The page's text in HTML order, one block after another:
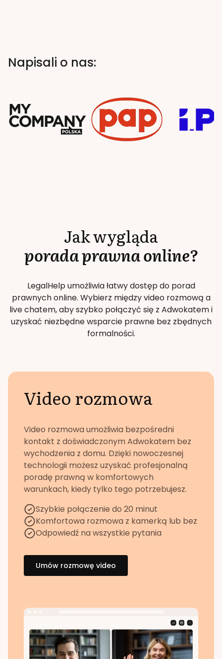
Napisali o nas:
Jak wygląda
porada prawna online?
LegalHelp umożliwia łatwy dostęp do porad
prawnych online. Wybierz między video rozmową a
live chatem, aby szybko połączyć się z Adwokatem i
uzyskać niezbędne wsparcie prawne bez zbędnych
formalności.
Video rozmowa
Video rozmowa umożliwia bezpośredni
kontakt z doświadczonym Adwokatem bez
wychodzenia z domu. Dzięki nowoczesnej
technologii możesz uzyskać profesjonalną
poradę prawną w komfortowych
warunkach, kiedy tylko tego potrzebujesz.
Szybkie połączenie do 20 minut
Komfortowa rozmowa z kamerką lub bez
Odpowiedź na wszystkie pytania
Umów rozmowę video